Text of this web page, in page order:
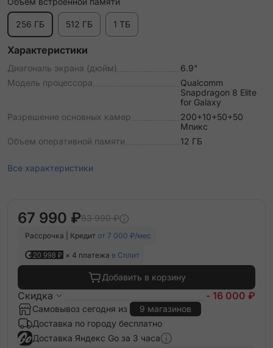
256 ГБ 512 ГБ 1 ТБ
Характеристики
Диагональ экрана (дюйм)
6.9"
Модель процессора
Qualcomm
Snapdragon 8 Elite
for Galaxy
Разрешение основных камер
200+10+50+50
Мпикс
Объем оперативной памяти
12 ГБ
Все характеристики
67 990 ₽83 990 ₽
Рассрочка | Кредит от 7 000 ₽/мес
20 998 ₽ × 4 платежа в Сплит
Добавить в корзину
Скидка - 16 000 ₽
Самовывоз сегодня из
9 магазинов
Доставка по городу бесплатно
Доставка Яндекс Go за 3 часа